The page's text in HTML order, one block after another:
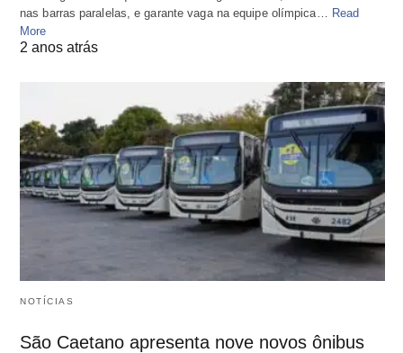
nas barras paralelas, e garante vaga na equipe olímpica… Read
More
2 anos atrás
NOTÍCIAS
São Caetano apresenta nove novos ônibus